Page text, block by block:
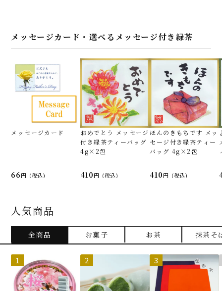
メッセージカード・選べるメッセージ付き緑茶
メッセージカード
66 (税込)
おめでとう メッセージ
付き緑茶ティーバッグ
4g×2包
410 (税込)
ほんのきもちです メッ
セージ付き緑茶ティー
バッグ 4g×2包
410 (税込)
人気商品
全商品 お菓子 お茶 抹茶そ